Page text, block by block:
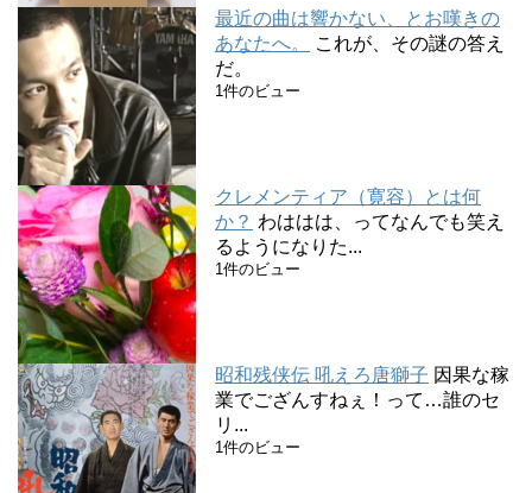
最近の曲は響かない、とお嘆きの
あなたへ。
これが、その謎の答え
だ。
1件のビュー
クレメンティア（寛容）とは何
か？ わははは、ってなんでも笑え
るようになりた...
1件のビュー
昭和残侠伝 吼えろ唐獅子 因果な稼
業でござんすねぇ！って…誰のセ
リ...
1件のビュー